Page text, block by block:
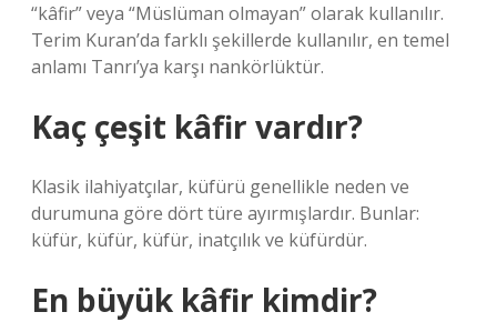
“kâfir” veya “Müslüman olmayan” olarak kullanılır.
Terim Kuran’da farklı şekillerde kullanılır, en temel
anlamı Tanrı’ya karşı nankörlüktür.
Kaç çeşit kâfir vardır?
Klasik ilahiyatçılar, küfürü genellikle neden ve
durumuna göre dört türe ayırmışlardır. Bunlar:
küfür, küfür, küfür, inatçılık ve küfürdür.
En büyük kâfir kimdir?